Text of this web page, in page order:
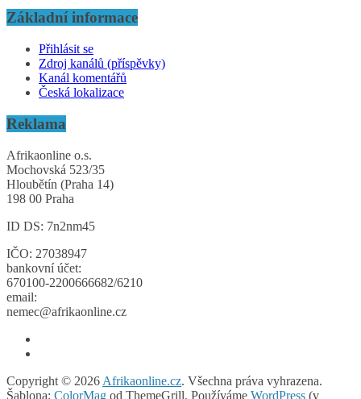
Základní informace
Přihlásit se
Zdroj kanálů (příspěvky)
Kanál komentářů
Česká lokalizace
Reklama
Afrikaonline o.s.
Mochovská 523/35
Hloubětín (Praha 14)
198 00 Praha
ID DS: 7n2nm45
IČO: 27038947
bankovní účet:
670100-2200666682/6210
email:
nemec@afrikaonline.cz
Copyright © 2026 Afrikaonline.cz. Všechna práva vyhrazena.
Šablona: ColorMag od ThemeGrill. Používáme WordPress (v